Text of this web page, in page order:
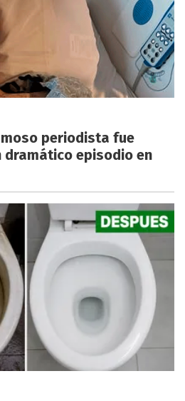
periodista fue
episodio en